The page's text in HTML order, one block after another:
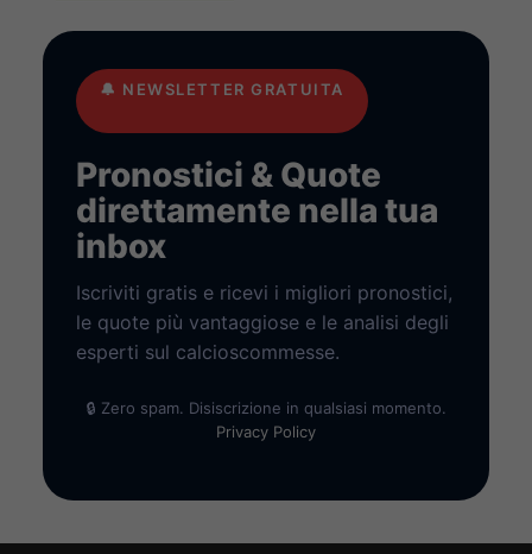
🔔 NEWSLETTER GRATUITA
Pronostici & Quote
direttamente nella tua
inbox
Iscriviti gratis e ricevi i migliori pronostici,
le quote più vantaggiose e le analisi degli
esperti sul calcioscommesse.
🔒 Zero spam. Disiscrizione in qualsiasi momento.
Privacy Policy